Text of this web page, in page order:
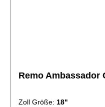
Remo Ambassador
Zoll Größe: 18"